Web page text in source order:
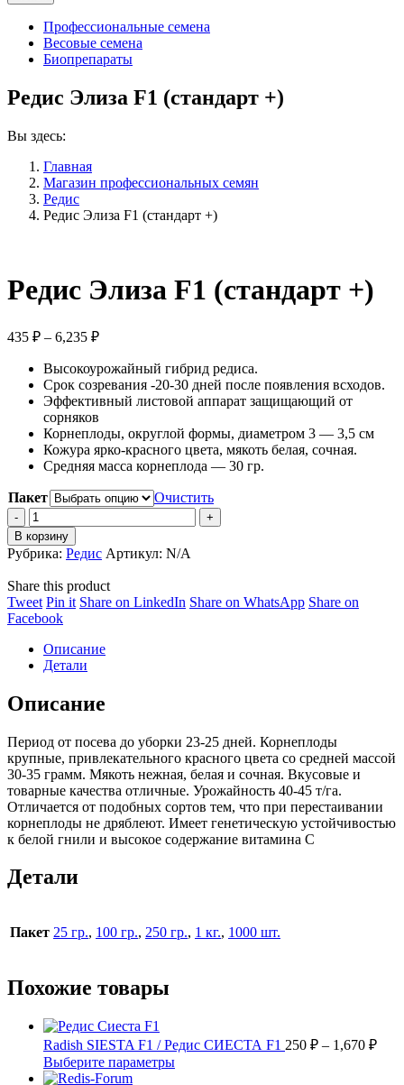
Профессиональные семена
Весовые семена
Биопрепараты
Редис Элиза F1 (стандарт +)
Вы здесь:
Главная
Магазин профессиональных семян
Редис
Редис Элиза F1 (стандарт +)
Редис Элиза F1 (стандарт +)
435 ₽ – 6,235 ₽Диапазон
435 ₽
–
6,235 ₽
Высокоурожайный гибрид редиса.
Срок созревания -20-30 дней после появления всходов.
Эффективный листовой аппарат защищающий от
сорняков
Корнеплоды, округлой формы, диаметром 3 — 3,5 см
Кожура ярко-красного цвета, мякоть белая, сочная.
Средняя масса корнеплода — 30 гр.
Пакет
Очистить
Редис
Элиза
F1
(стандарт
+)
quantity
В корзину
Рубрика: Редис Артикул: N/A
Share this product
TweetShare
on
Pin itShare
Share on LinkedIn Share
Share on WhatsAppShare
Share on
FacebookShare
Facebook
Описание
Детали
Описание
Период от посева до уборки 23-25 дней. Корнеплоды
крупные, привлекательного красного цвета со средней массой
30-35 грамм. Мякоть нежная, белая и сочная. Вкусовые и
товарные качества отличные. Урожайность 40-45 т/га.
Отличается от подобных сортов тем, что при перестаивании
корнеплоды не дряблеют. Имеет генетическую устойчивостью
к белой гнили и высокое содержание витамина С
Детали
Пакет 25 гр., 100 гр., 250 гр., 1 кг., 1000 шт.
Похожие товары
Radish SIESTA F1 / Редис СИЕСТА F1 250 ₽ – 1,670 ₽
Выберите параметрыЭтот